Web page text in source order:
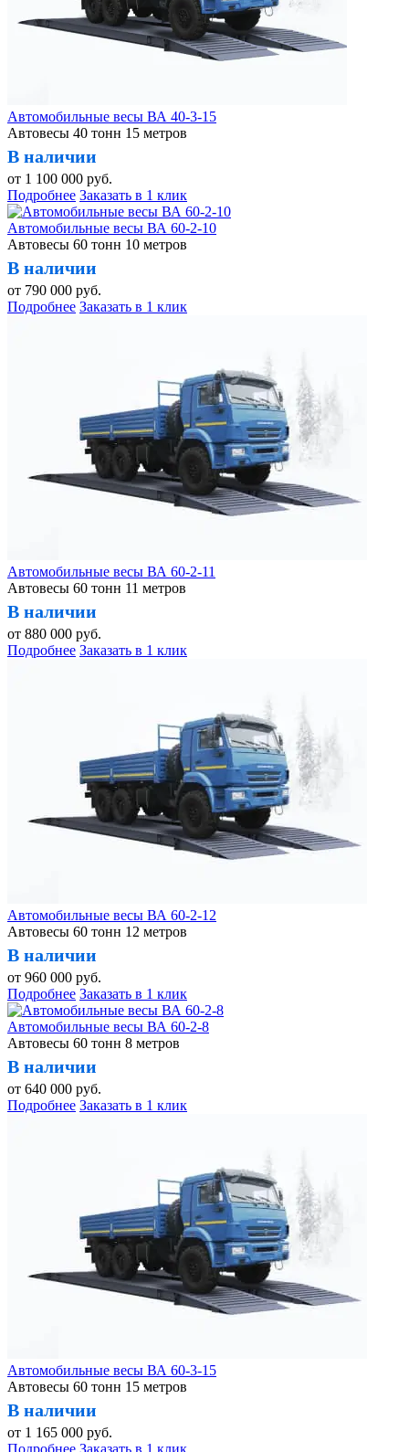
Автомобильные весы ВА 40-3-15
Автовесы 40 тонн 15 метров
В наличии
от 1 100 000 руб.
Подробнее Заказать в 1 клик
Автомобильные весы ВА 60-2-10
Автовесы 60 тонн 10 метров
В наличии
от 790 000 руб.
Подробнее Заказать в 1 клик
Автомобильные весы ВА 60-2-11
Автовесы 60 тонн 11 метров
В наличии
от 880 000 руб.
Подробнее Заказать в 1 клик
Автомобильные весы ВА 60-2-12
Автовесы 60 тонн 12 метров
В наличии
от 960 000 руб.
Подробнее Заказать в 1 клик
Автомобильные весы ВА 60-2-8
Автовесы 60 тонн 8 метров
В наличии
от 640 000 руб.
Подробнее Заказать в 1 клик
Автомобильные весы ВА 60-3-15
Автовесы 60 тонн 15 метров
В наличии
от 1 165 000 руб.
Подробнее Заказать в 1 клик